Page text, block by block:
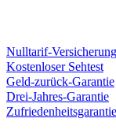
Nulltarif-Versicherung
Kostenloser Sehtest
Geld-zurück-Garantie
Drei-Jahres-Garantie
Zufriedenheitsgarantie